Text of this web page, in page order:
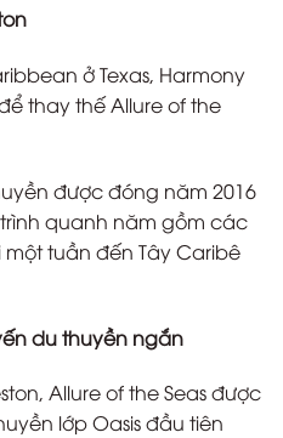
ở Texas, Harmony
thay thế Allure of the
được đóng năm 2016
quanh năm gồm các
tuần đến Tây Caribê
du thuyền ngắn
Allure of the Seas được
lớp Oasis đầu tiên